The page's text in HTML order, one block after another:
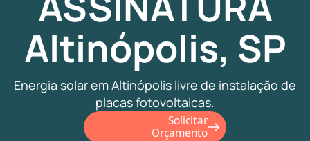
Altinópolis, SP
Energia solar em Altinópolis livre de instalação de
placas fotovoltaicas.
Solicitar
Orçamento